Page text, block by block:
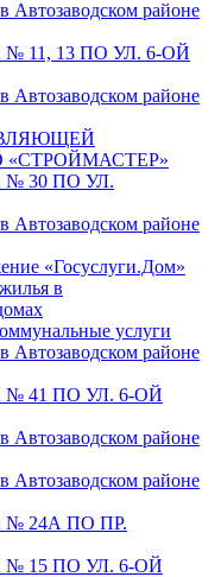
районе
11, 13 ПО УЛ. 6-ОЙ
районе
30 ПО УЛ.
районе
«Госуслуги.Дом»
в
услуги
районе
41 ПО УЛ. 6-ОЙ
районе
районе
24А ПО ПР.
15 ПО УЛ. 6-ОЙ